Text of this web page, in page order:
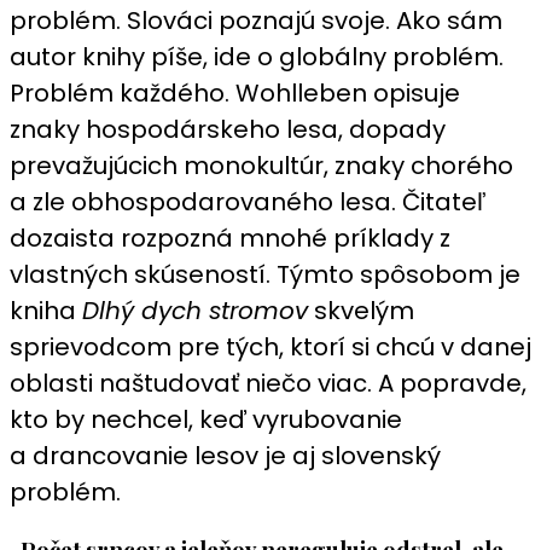
problém. Slováci poznajú svoje. Ako sám
autor knihy píše, ide o globálny problém.
Problém každého. Wohlleben opisuje
znaky hospodárskeho lesa, dopady
prevažujúcich monokultúr, znaky chorého
a zle obhospodarovaného lesa. Čitateľ
dozaista rozpozná mnohé príklady z
vlastných skúseností. Týmto spôsobom je
kniha Dlhý dych stromovskvelým
sprievodcom pre tých, ktorí si chcú v danej
oblasti naštudovať niečo viac. A popravde,
kto by nechcel, keď vyrubovanie
a drancovanie lesov je aj slovenský
problém.